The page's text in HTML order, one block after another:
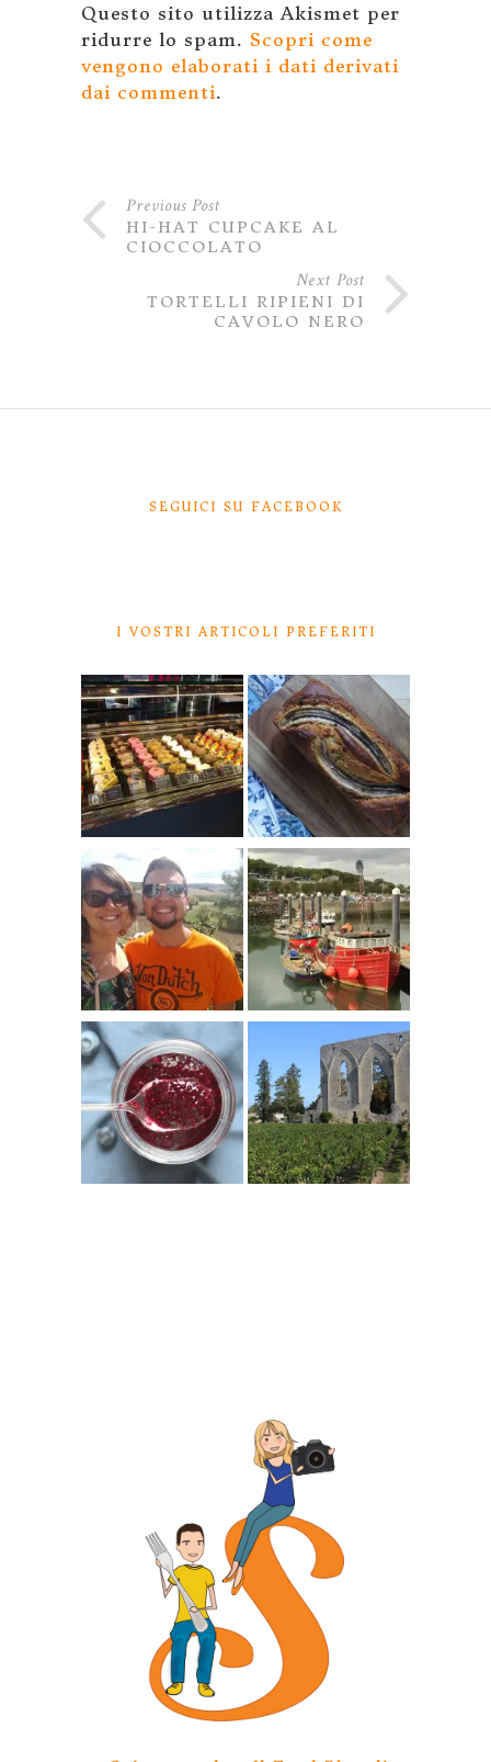
Questo sito utilizza Akismet per
ridurre lo spam. Scopri come
vengono elaborati i dati derivati
dai commenti.
Previous Post
HI-HAT CUPCAKE AL
CIOCCOLATO
Next Post
TORTELLI RIPIENI DI
CAVOLO NERO
SEGUICI SU FACEBOOK
I VOSTRI ARTICOLI PREFERITI